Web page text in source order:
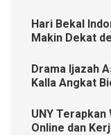
Hari Bekal
Makin Dekat
Drama Ijazah
Kalla Angkat
UNY Terapkan
Online dan